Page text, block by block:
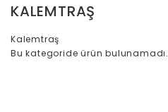
KALEMTRAŞ
Kalemtraş
Bu kategoride ürün bulunamadı.